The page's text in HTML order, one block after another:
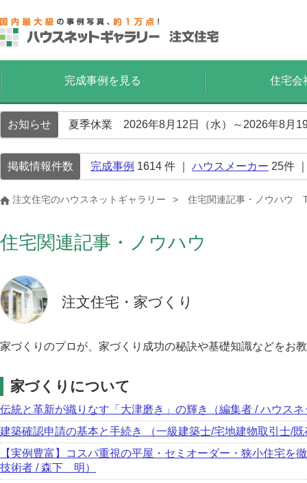
完成事例を見る 住宅会
お知らせ 夏季休業 2026年8月12日（水）～2026年8月
掲載情報件数 完成事例 1614 件 ｜ ハウスメーカー 25件
注文住宅のハウスネットギャラリー 住宅関連記事・ノウハウ
住宅関連記事・ノウハウ
注文住宅・家づくり
家づくりのプロが、家づくり成功の秘訣や基礎知識などをお
家づくりについて
伝統と革新が織りなす「大津磨き」の輝き（編集者 / ハウス
建築確認申請の基本と手続き （一級建築士/宅地建物取引士/
【実例豊富】コスパ重視の平屋・セミオーダー・狭小住宅
技術者 / 森下 明）